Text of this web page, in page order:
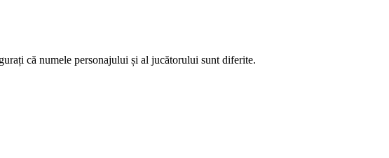
că numele personajului și al jucătorului sunt diferite.